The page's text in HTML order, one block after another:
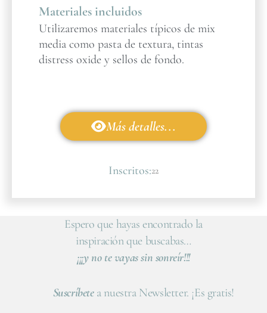
Materiales incluidos
Utilizaremos materiales típicos de mix
media como pasta de textura, tintas
distress oxide y sellos de fondo.
Más detalles...
Inscritos:22
Espero que hayas encontrado la
inspiración que buscabas…
¡¡¡y no te vayas sin sonreír!!!
Suscríbetea nuestra Newsletter. ¡Es gratis!